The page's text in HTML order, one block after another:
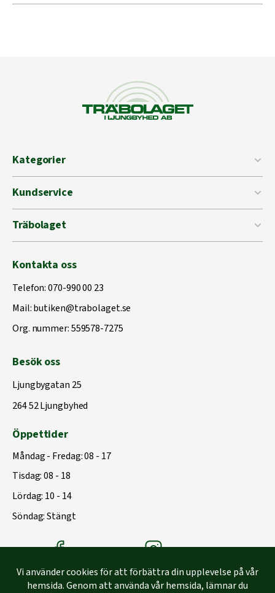
Kategorier
Kundservice
Träbolaget
Kontakta oss
Telefon:070-990 00 23
Mail:butiken@trabolaget.se
Org. nummer: 559578-7275
Besök oss
Ljungbygatan 25
264 52 Ljungbyhed
Öppettider
Måndag - Fredag: 08 - 17
Tisdag: 08 - 18
Lördag: 10 - 14
Söndag: Stängt
Träbolagets FacebookTräbolagets instagram